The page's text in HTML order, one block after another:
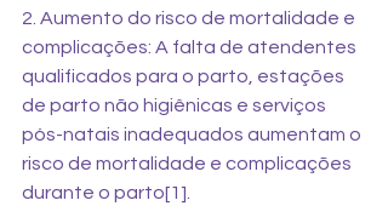
2. Aumento do risco de mortalidade e
complicações: A falta de atendentes
qualificados para o parto, estações
de parto não higiênicas e serviços
pós-natais inadequados aumentam o
risco de mortalidade e complicações
durante o parto[1].